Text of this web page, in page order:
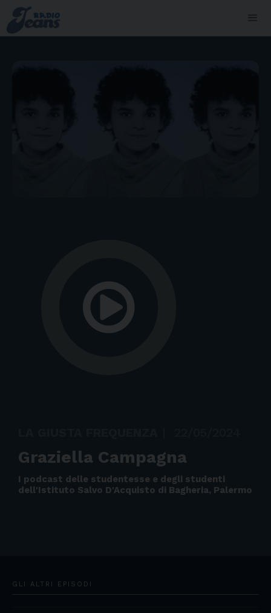
Graziella Campagna
I podcast delle studentesse e degli studenti
dell'Istituto Salvo D'Acquisto di Bagheria, Palermo
GLI ALTRI EPISODI